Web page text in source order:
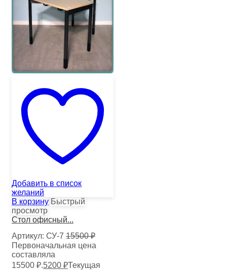
Добавить в список
желаний
В корзину Быстрый
просмотр
Стол офисный...
Артикул: СУ-7 15500₽
Первоначальная цена
составляла
15500 ₽.5200 ₽Текущая